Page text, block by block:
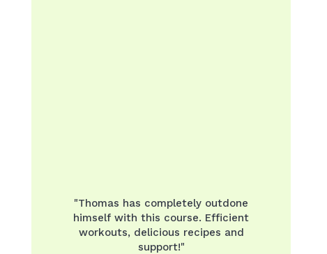
"Thomas has completely outdone
himself with this course. Efficient
workouts, delicious recipes and
support!"